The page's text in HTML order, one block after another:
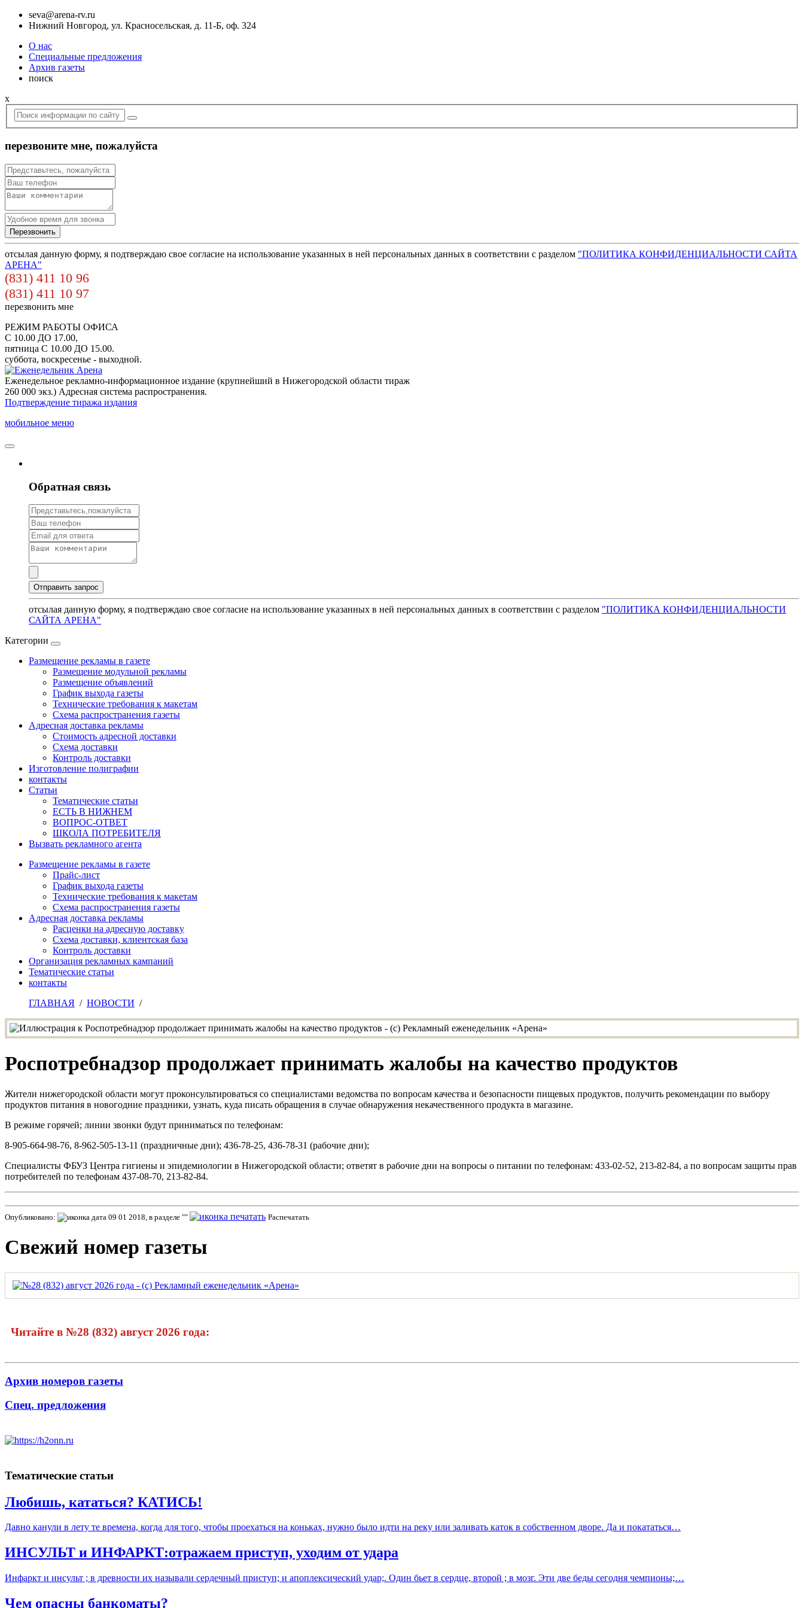
seva@arena-rv.ru
Нижний Новгород, ул. Красносельская, д. 11-Б, оф. 324
О нас
Специальные предложения
Архив газеты
поиск
x
перезвоните мне, пожалуйста
отсылая данную форму, я подтверждаю свое согласие на использование указанных в ней персональных данных в соответствии с разделом "ПОЛИТИКА КОНФИДЕНЦИАЛЬНОСТИ САЙТА
АРЕНА"
(831) 411 10 96
(831) 411 10 97
перезвонить мне
РЕЖИМ РАБОТЫ ОФИСА
С 10.00 ДО 17.00,
пятница С 10.00 ДО 15.00.
суббота, воскресенье - выходной.
Еженедельное рекламно-информационное издание (крупнейший в Нижегородской области тираж
260 000 экз.) Адресная система распространения.
Подтверждение тиража издания
мобильное меню
Обратная связь
отсылая данную форму, я подтверждаю свое согласие на использование указанных в ней персональных данных в соответствии с разделом "ПОЛИТИКА КОНФИДЕНЦИАЛЬНОСТИ
САЙТА АРЕНА"
Категории
Размещение рекламы в газете
Размещение модульной рекламы
Размещение объявлений
График выхода газеты
Технические требования к макетам
Схема распространения газеты
Адресная доставка рекламы
Стоимость адресной доставки
Схема доставки
Контроль доставки
Изготовление полиграфии
контакты
Статьи
Тематические статьи
ЕСТЬ В НИЖНЕМ
ВОПРОС-ОТВЕТ
ШКОЛА ПОТРЕБИТЕЛЯ
Вызвать рекламного агента
Размещение рекламы в газете
Прайс-лист
График выхода газеты
Технические требования к макетам
Схема распространения газеты
Адресная доставка рекламы
Расценки на адресную доставку
Схема доставки, клиентская база
Контроль доставки
Организация рекламных кампаний
Тематические статьи
контакты
ГЛАВНАЯ / НОВОСТИ /
Роспотребнадзор продолжает принимать жалобы на качество продуктов
Жители нижегородской области могут проконсультироваться со специалистами ведомства по вопросам качества и безопасности пищевых продуктов, получить рекомендации по выбору
продуктов питания в новогодние праздники, узнать, куда писать обращения в случае обнаружения некачественного продукта в магазине.
В режиме горячей; линии звонки будут приниматься по телефонам:
8-905-664-98-76, 8-962-505-13-11 (праздничные дни); 436-78-25, 436-78-31 (рабочие дни);
Специалисты ФБУЗ Центра гигиены и эпидемиологии в Нижегородской области; ответят в рабочие дни на вопросы о питании по телефонам: 433-02-52, 213-82-84, а по вопросам защиты прав
потребителей по телефонам 437-08-70, 213-82-84.
Опубликовано: 09 01 2018, в разделе "" Распечатать
Свежий номер газеты
Читайте в №28 (832) август 2026 года:
Архив номеров газеты
Спец. предложения
Тематические статьи
Любишь, кататься? КАТИСЬ!
Давно канули в лету те времена, когда для того, чтобы проехаться на коньках, нужно было идти на реку или заливать каток в собственном дворе. Да и покататься…
ИНСУЛЬТ и ИНФАРКТ:отражаем приступ, уходим от удара
Инфаркт и инсульт ; в древности их называли сердечный приступ; и апоплексический удар;. Один бьет в сердце, второй ; в мозг. Эти две беды сегодня чемпионы;…
Чем опасны банкоматы?